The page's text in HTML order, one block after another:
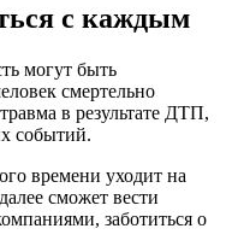
с каждым
могут быть
смертельно
в результате ДТП,
событий.
времени уходит на
сможет вести
заботиться о